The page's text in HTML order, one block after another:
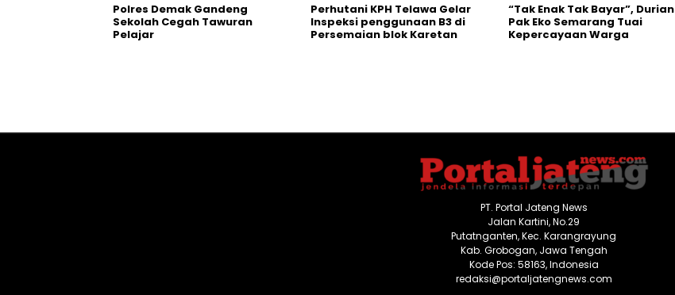
Polres Demak Gandeng
Sekolah Cegah Tawuran
Pelajar
Perhutani KPH Telawa Gelar
Inspeksi penggunaan B3 di
Persemaian blok Karetan
“Tak Enak Tak Bayar”, Durian
Pak Eko Semarang Tuai
Kepercayaan Warga
PT. Portal Jateng News
Jalan Kartini, No.29
Putatnganten, Kec. Karangrayung
Kab. Grobogan, Jawa Tengah
Kode Pos: 58163, Indonesia
redaksi@portaljatengnews.com